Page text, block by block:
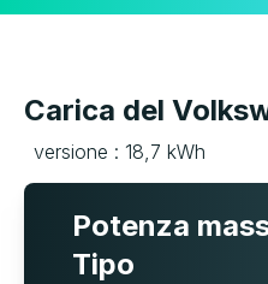
Carica del
versione : 18,7 kWh
Potenza
Tipo